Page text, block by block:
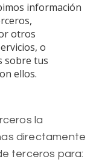
información
otros
o
sobre tus
ellos.
la
directamente
terceros para: